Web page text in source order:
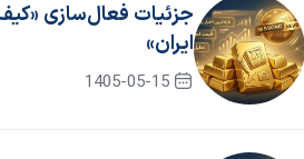
جزئیات فعال‌سازی
ایران»
1405-05-15